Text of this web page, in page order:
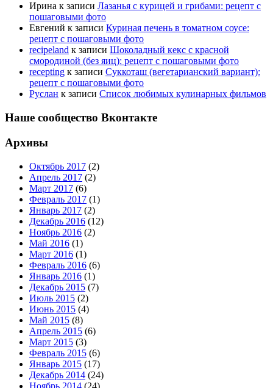
Ирина к записи Лазанья с курицей и грибами: рецепт с
пошаговыми фото
Евгений к записи Куриная печень в томатном соусе:
рецепт с пошаговыми фото
recipeland к записи Шоколадный кекс с красной
смородиной (без яиц): рецепт с пошаговыми фото
recepting к записи Суккоташ (вегетарианский вариант):
рецепт с пошаговыми фото
Руслан к записи Список любимых кулинарных фильмов
Наше сообщество Вконтакте
Архивы
Октябрь 2017 (2)
Апрель 2017 (2)
Март 2017 (6)
Февраль 2017 (1)
Январь 2017 (2)
Декабрь 2016 (12)
Ноябрь 2016 (2)
Май 2016 (1)
Март 2016 (1)
Февраль 2016 (6)
Январь 2016 (1)
Декабрь 2015 (7)
Июль 2015 (2)
Июнь 2015 (4)
Май 2015 (8)
Апрель 2015 (6)
Март 2015 (3)
Февраль 2015 (6)
Январь 2015 (17)
Декабрь 2014 (24)
Ноябрь 2014 (24)